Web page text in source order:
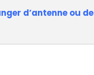
d’antenne ou de